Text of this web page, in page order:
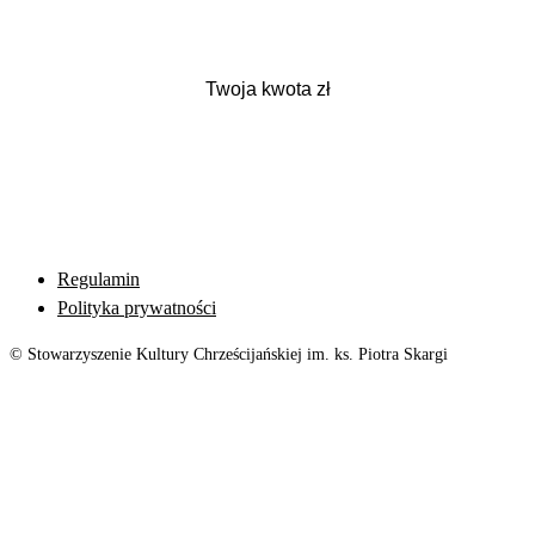
Regulamin
Polityka prywatności
© Stowarzyszenie Kultury Chrześcijańskiej im. ks. Piotra Skargi